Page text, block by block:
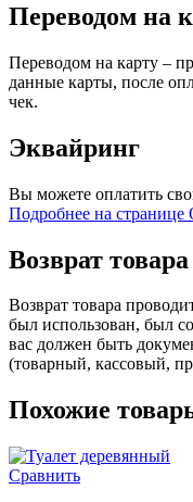
Переводом на
Переводом на карту –
данные карты, после
чек.
Эквайринг
Вы можете оплатить
Подробнее на странице
Возврат товара
Возврат товара
был использован, был
вас должен быть
(товарный, кассовый,
Похожие
Сравнить